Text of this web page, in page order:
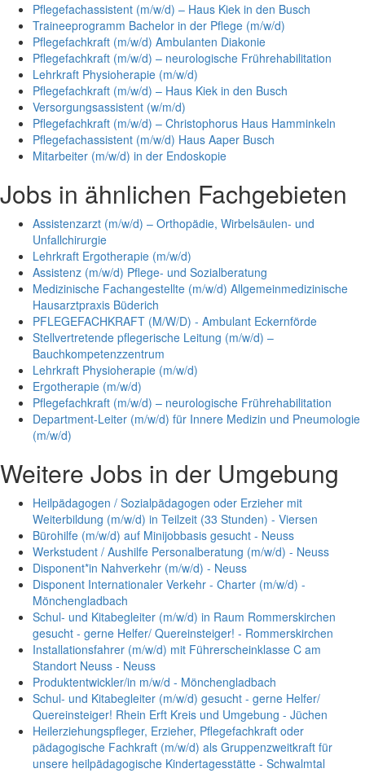
Pflegefachassistent (m/w/d) – Haus Kiek in den Busch
Traineeprogramm Bachelor in der Pflege (m/w/d)
Pflegefachkraft (m/w/d) Ambulanten Diakonie
Pflegefachkraft (m/w/d) – neurologische Frührehabilitation
Lehrkraft Physioherapie (m/w/d)
Pflegefachkraft (m/w/d) – Haus Kiek in den Busch
Versorgungsassistent (w/m/d)
Pflegefachkraft (m/w/d) – Christophorus Haus Hamminkeln
Pflegefachassistent (m/w/d) Haus Aaper Busch
Mitarbeiter (m/w/d) in der Endoskopie
Jobs in ähnlichen Fachgebieten
Assistenzarzt (m/w/d) – Orthopädie, Wirbelsäulen- und
Unfallchirurgie
Lehrkraft Ergotherapie (m/w/d)
Assistenz (m/w/d) Pflege- und Sozialberatung
Medizinische Fachangestellte (m/w/d) Allgemeinmedizinische
Hausarztpraxis Büderich
PFLEGEFACHKRAFT (M/W/D) - Ambulant Eckernförde
Stellvertretende pflegerische Leitung (m/w/d) –
Bauchkompetenzzentrum
Lehrkraft Physioherapie (m/w/d)
Ergotherapie (m/w/d)
Pflegefachkraft (m/w/d) – neurologische Frührehabilitation
Department-Leiter (m/w/d) für Innere Medizin und Pneumologie
(m/w/d)
Weitere Jobs in der Umgebung
Heilpädagogen / Sozialpädagogen oder Erzieher mit
Weiterbildung (m/w/d) in Teilzeit (33 Stunden) - Viersen
Bürohilfe (m/w/d) auf Minijobbasis gesucht - Neuss
Werkstudent / Aushilfe Personalberatung (m/w/d) - Neuss
Disponent*in Nahverkehr (m/w/d) - Neuss
Disponent Internationaler Verkehr - Charter (m/w/d) -
Mönchengladbach
Schul- und Kitabegleiter (m/w/d) in Raum Rommerskirchen
gesucht - gerne Helfer/ Quereinsteiger! - Rommerskirchen
Installationsfahrer (m/w/d) mit Führerscheinklasse C am
Standort Neuss - Neuss
Produktentwickler/in m/w/d - Mönchengladbach
Schul- und Kitabegleiter (m/w/d) gesucht - gerne Helfer/
Quereinsteiger! Rhein Erft Kreis und Umgebung - Jüchen
Heilerziehungspfleger, Erzieher, Pflegefachkraft oder
pädagogische Fachkraft (m/w/d) als Gruppenzweitkraft für
unsere heilpädagogische Kindertagesstätte - Schwalmtal